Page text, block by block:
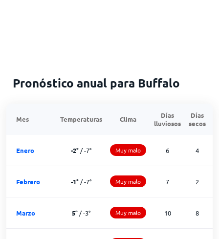
Pronóstico anual para Buffalo
Mes Temperaturas Clima
Días
lluviosos
Días
secos
Enero -2° /-7° Muy malo 6 4
Febrero -1° /-7° Muy malo 7 2
Marzo 5° /-3° Muy malo 10 8